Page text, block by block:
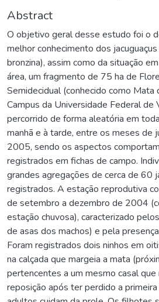
Abstract
O objetivo geral desse estudo foi o
melhor conhecimento dos
bronzina), assim como da situação
área, um fragmento de 75 ha de
Semidecidual (conhecido como Mata
Campus da Universidade Federal de
percorrido de forma aleatória em
manhã e à tarde, entre os meses de
2005, sendo os aspectos
registrados em fichas de campo.
grandes agregações de cerca de 60
registrados. A estação reprodutiva
de setembro a dezembro de 2004
estação chuvosa), caracterizado
de asas dos machos) e pela
Foram registrados dois ninhos em
na calçada que margeia a mata
pertencentes a um mesmo casal
reposição após ter perdido a